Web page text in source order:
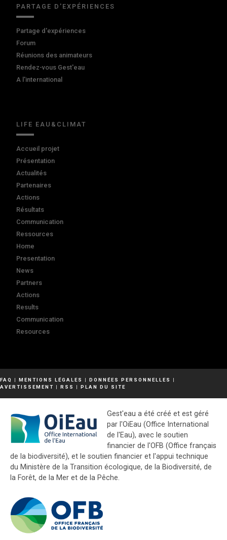
PARTAGE D'EXPÉRIENCES
Partage d'expériences
Forum
Réunions des animateurs
Rendez-vous Gest'eau
A l'international
LIFE EAU&CLIMAT
Accueil projet
Présentation
Actualités
Partenaires
Actions
Résultats
Communication
Ressources
Home
Presentation
News
Partners
Actions
Results
Communication
Resources
FAQ | MENTIONS LÉGALES | DONNÉES PERSONNELLES
|
AVERTISSEMENT | RSS | PLAN DU SITE
Gest'eau a été créé et est géré
par l'OiEau (Office International
de l'Eau), avec le soutien
financier de l'OFB (Office français
de la biodiversité), et le soutien financier et l'appui technique
du Ministère de la Transition écologique, de la Biodiversité, de
la Forêt, de la Mer et de la Pêche.